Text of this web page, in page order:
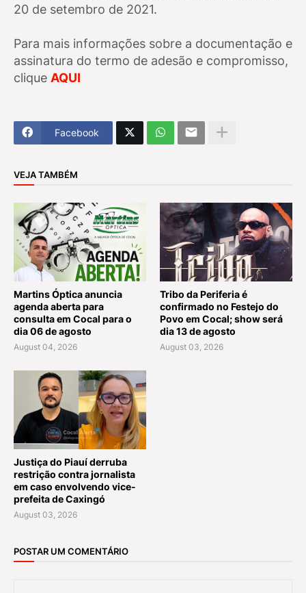
20 de setembro de 2021.
Para mais informações sobre a documentação e
assinatura do termo de adesão e compromisso,
clique AQUI
Facebook
VEJA TAMBÉM
Martins Óptica anuncia
agenda aberta para
consulta em Cocal para o
dia 06 de agosto
August 04, 2026
Tribo da Periferia é
confirmado no Festejo do
Povo em Cocal; show será
dia 13 de agosto
August 03, 2026
Justiça do Piauí derruba
restrição contra jornalista
em caso envolvendo vice-
prefeita de Caxingó
August 03, 2026
POSTAR UM COMENTÁRIO